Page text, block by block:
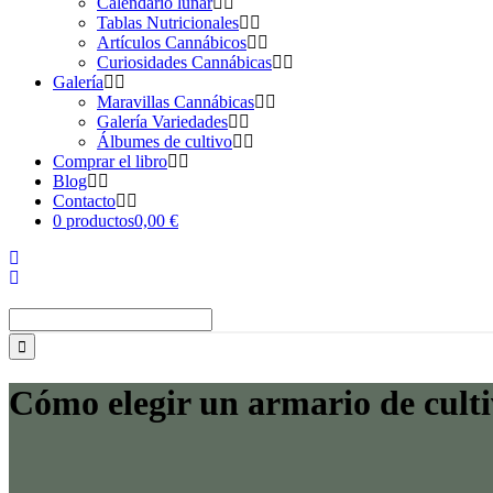
Tablas Nutricionales
Artículos Cannábicos
Curiosidades Cannábicas
Galería
Maravillas Cannábicas
Galería Variedades
Álbumes de cultivo
Comprar el libro
Blog
Contacto
0 productos0,00 €
Cómo elegir un armario de